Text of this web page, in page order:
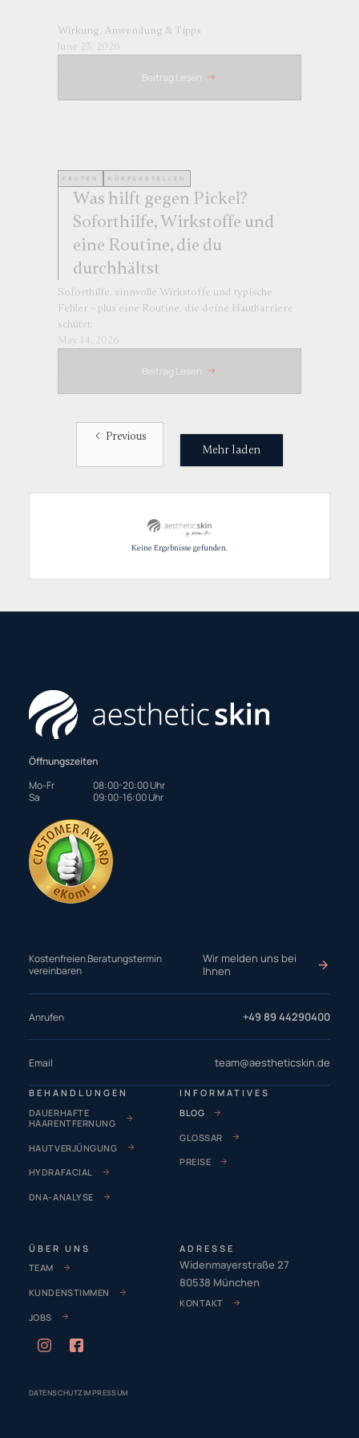
Wirkung, Anwendung & Tipps
June 23, 2026
Beitrag Lesen
FAKTEN KÖRPERSTELLEN
Was hilft gegen Pickel?
Soforthilfe, Wirkstoffe und
eine Routine, die du
durchhältst
Soforthilfe, sinnvolle Wirkstoffe und typische
Fehler – plus eine Routine, die deine Hautbarriere
schützt.
May 14, 2026
Beitrag Lesen
Previous
Mehr laden
Keine Ergebnisse gefunden.
Öffnungszeiten
Mo-Fr
08:00-20:00 Uhr
Sa
09:00-16:00 Uhr
Kostenfreien Beratungstermin
vereinbaren
Wir melden uns bei
Ihnen
Anrufen +49 89 44290400
Email team@aestheticskin.de
BEHANDLUNGEN
DAUERHAFTE
HAARENTFERNUNG
HAUTVERJÜNGUNG
HYDRAFACIAL
DNA-ANALYSE
INFORMATIVES
BLOG
GLOSSAR
PREISE
ÜBER UNS
TEAM
KUNDENSTIMMEN
JOBS
ADRESSE
Widenmayerstraße 27
80538 München
KONTAKT
DATENSCHUTZIMPRESSUM